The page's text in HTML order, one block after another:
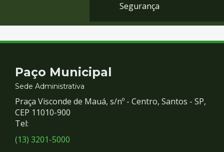
Segurança
Contato
e
Redes
Sociais
Paço Municipal
Sede Administrativa
Praça Visconde de Mauá, s/nº - Centro, Santos - SP,
CEP 11010-900
Tel:
(13) 3201-5000